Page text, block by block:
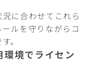
に合わせてこれら
ルを守りながらコ
。
境でライセン